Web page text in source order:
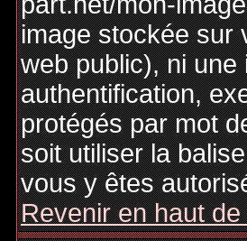
image stockée sur
web public), ni
authentification,
protégés par mot
soit utiliser la
vous y êtes
Revenir en haut